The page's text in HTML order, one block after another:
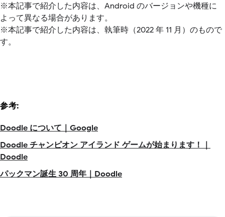
※本記事で紹介した内容は、Android のバージョンや機種に
よって異なる場合があります。
※本記事で紹介した内容は、執筆時（2022 年 11 月）のもので
す。
参考:
Doodle について｜Google
Doodle チャンピオン アイランド ゲームが始まります！｜
Doodle
パックマン誕生 30 周年｜Doodle